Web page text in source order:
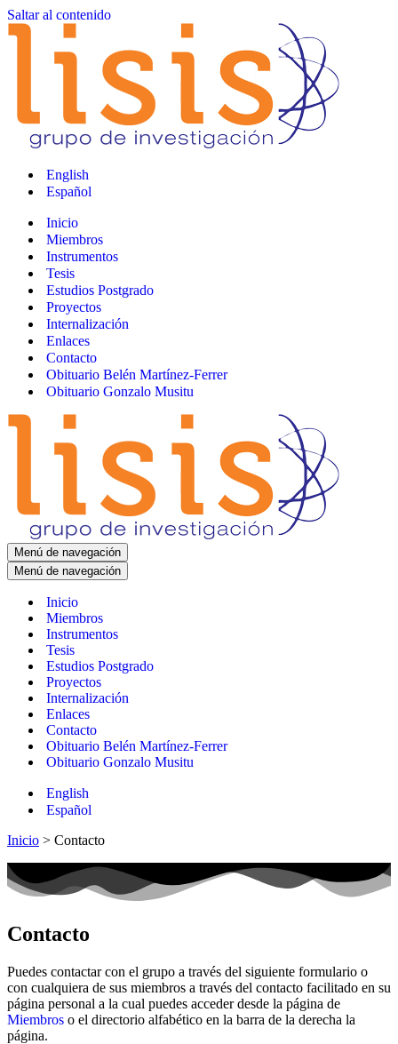
Saltar al contenido
English
Español
Inicio
Miembros
Instrumentos
Tesis
Estudios Postgrado
Proyectos
Internalización
Enlaces
Contacto
Obituario Belén Martínez-Ferrer
Obituario Gonzalo Musitu
Menú de navegación
Menú de navegación
Inicio
Miembros
Instrumentos
Tesis
Estudios Postgrado
Proyectos
Internalización
Enlaces
Contacto
Obituario Belén Martínez-Ferrer
Obituario Gonzalo Musitu
English
Español
Inicio > Contacto
Contacto
Puedes contactar con el grupo a través del siguiente formulario o
con cualquiera de sus miembros a través del contacto facilitado en su
página personal a la cual puedes acceder desde la página de
Miembros o el directorio alfabético en la barra de la derecha la
página.